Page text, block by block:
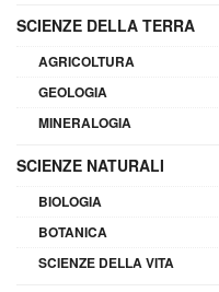
SCIENZE DELLA TERRA
AGRICOLTURA
GEOLOGIA
MINERALOGIA
SCIENZE NATURALI
BIOLOGIA
BOTANICA
SCIENZE DELLA VITA